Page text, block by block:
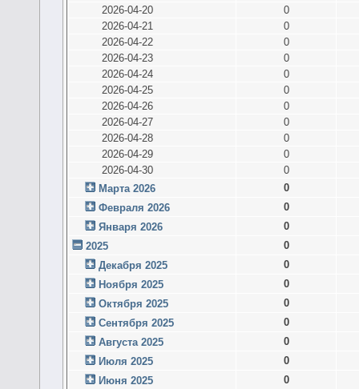
2026-04-20
0
2026-04-21
0
2026-04-22
0
2026-04-23
0
2026-04-24
0
2026-04-25
0
2026-04-26
0
2026-04-27
0
2026-04-28
0
2026-04-29
0
2026-04-30
0
Марта 2026
0
Февраля 2026
0
Января 2026
0
2025
0
Декабря 2025
0
Ноября 2025
0
Октября 2025
0
Сентября 2025
0
Августа 2025
0
Июля 2025
0
Июня 2025
0